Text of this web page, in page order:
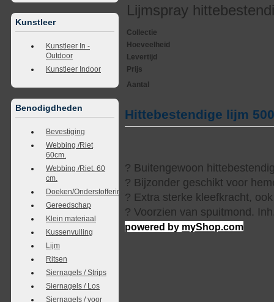
Kunstleer
Kunstleer In -
Outdoor
Kunstleer Indoor
Benodigdheden
Bevestiging
Webbing /Riet
60cm.
Webbing /Riet. 60
cm.
Doeken/Onderstoffering
Gereedschap
Klein materiaal
Kussenvulling
Lijm
Ritsen
Siernagels / Strips
Siernagels / Los
Siernagels / voor
Lijmspray
Collectie
Hoeveelheid
Levertijd
Prijs
Aantal
Hittebestendige lijm
? Buitengewoon
? Bijzonder geschikt voor
? Extra sterke kleefkracht,
? Voorzien van spuitmond.
powered by myShop.com